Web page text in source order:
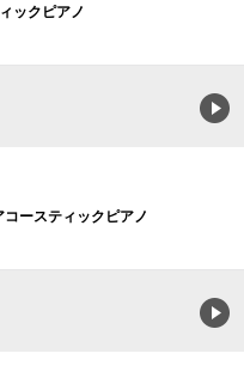
ックピアノ
ースティックピアノ